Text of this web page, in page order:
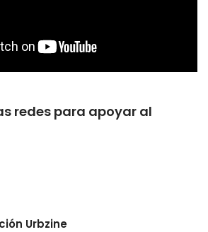
redes para apoyar al
Urbzine